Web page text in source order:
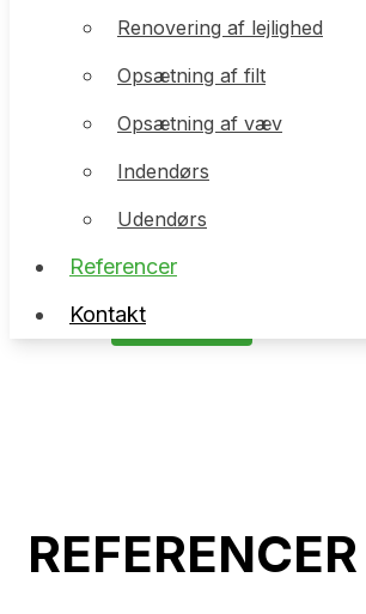
Renovering af lejlighed
Opsætning af filt
Opsætning af væv
Indendørs
Udendørs
Referencer
Kontakt
Renovering af lejlighed
Opsætning af filt
Opsætning af væv
Indendørs
Udendørs
Referencer
Kontakt
REFERENCER